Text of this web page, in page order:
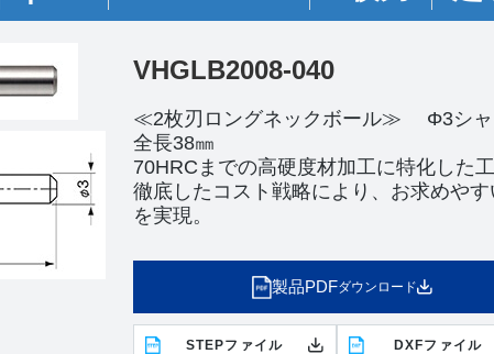
VHGLB2008-040
≪2枚刃ロングネックボール≫ Φ3シャ
全長38㎜
70HRCまでの高硬度材加工に特化した工
徹底したコスト戦略により、お求めやす
を実現。
製品PDFダウンロード
STEPファイル DXFファイル